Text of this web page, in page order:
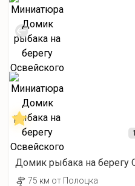
Домик рыбака на берегу
75 км от Полоцка